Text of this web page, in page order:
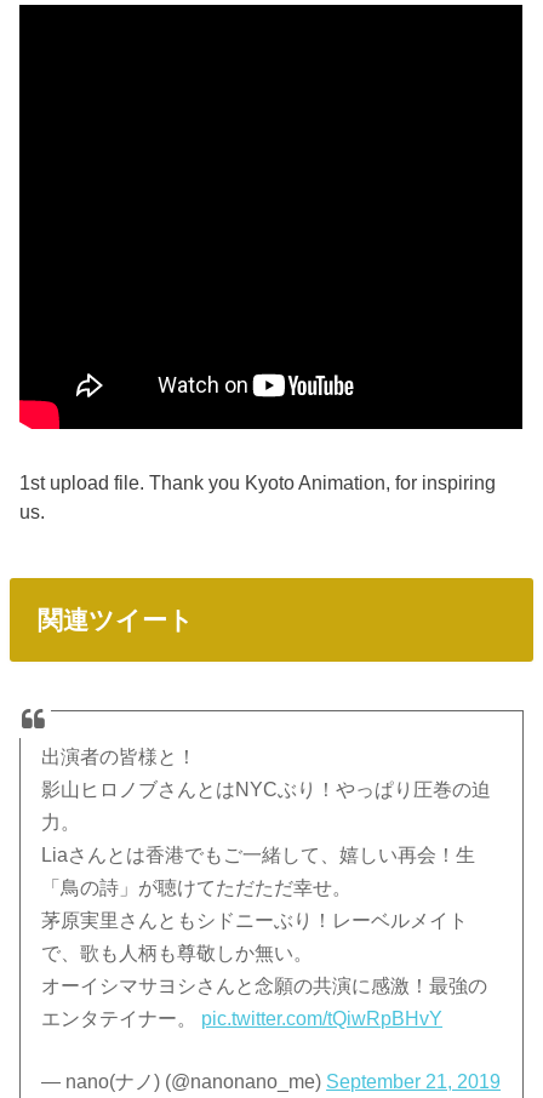
1st upload file. Thank you Kyoto Animation, for inspiring
us.
関連ツイート
出演者の皆様と！
影山ヒロノブさんとはNYCぶり！やっぱり圧巻の迫
力。
Liaさんとは香港でもご一緒して、嬉しい再会！生
「鳥の詩」が聴けてただただ幸せ。
茅原実里さんともシドニーぶり！レーベルメイト
で、歌も人柄も尊敬しか無い。
オーイシマサヨシさんと念願の共演に感激！最強の
エンタテイナー。 pic.twitter.com/tQiwRpBHvY
— nano(ナノ) (@nanonano_me) September 21, 2019